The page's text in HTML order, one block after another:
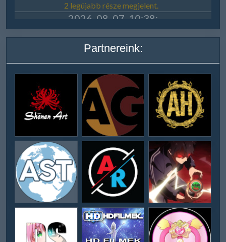
Partnereink: